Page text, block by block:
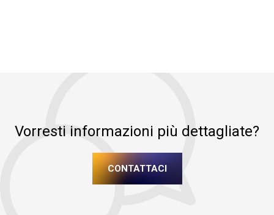
Vorresti informazioni più dettagliate?
CONTATTACI